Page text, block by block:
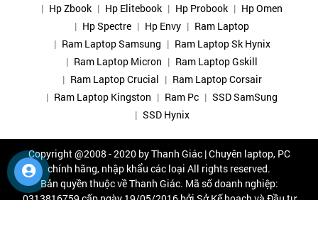
Hp Zbook
Hp Elitebook Hp Probook
Hp Omen
Hp Spectre
Hp Envy
Ram Laptop
Ram Laptop Samsung
Ram Laptop Sk Hynix
Ram Laptop Micron
Ram Laptop Gskill
Ram Laptop Crucial
Ram Laptop Corsair
Ram Laptop Kingston
Ram Pc
SSD SamSung
SSD Hynix
Copyright @2008 - 2020 byThanh Giác | Chuyên laptop, PC
chính hãng, nhập khẩu các loại All rights reserved.
Bản quyền thuộc về Thanh Giác. Mã số doanh nghiệp:
0313816759 cấp ngày 19/05/2016 bởi Sở Kế hoạch và Đầu tư